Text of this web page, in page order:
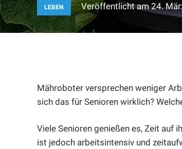
LEBEN Veröffentlicht am24.
Mähroboter versprechen weniger
sich das für Senioren wirklich?
Viele Senioren genießen es, Zeit auf
ist jedoch arbeitsintensiv und